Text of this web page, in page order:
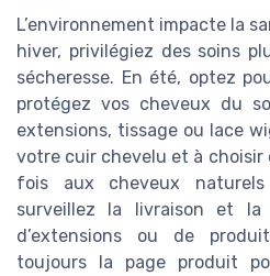
L’environnement impacte la
hiver, privilégiez des soins
sécheresse. En été, optez
protégez vos cheveux du
extensions, tissage ou lace
votre cuir chevelu et à choisir
fois aux cheveux
surveillez la livraison et la
d’extensions ou de
toujours la page produit